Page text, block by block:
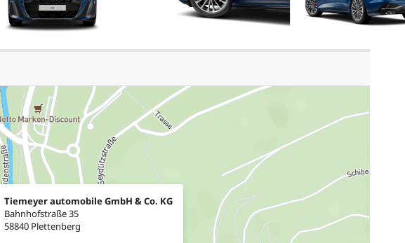
Tiemeyer automobile GmbH & Co. KG
Bahnhofstraße 35
58840 Plettenberg